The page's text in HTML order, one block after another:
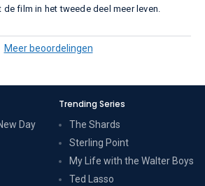
film in het tweede deel meer leven.
Meer beoordelingen
Day
Trending Series
The Shards
Sterling Point
My Life with the Walter Boys
Ted Lasso